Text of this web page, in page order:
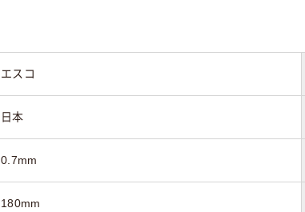
エスコ
日本
0.7mm
180mm